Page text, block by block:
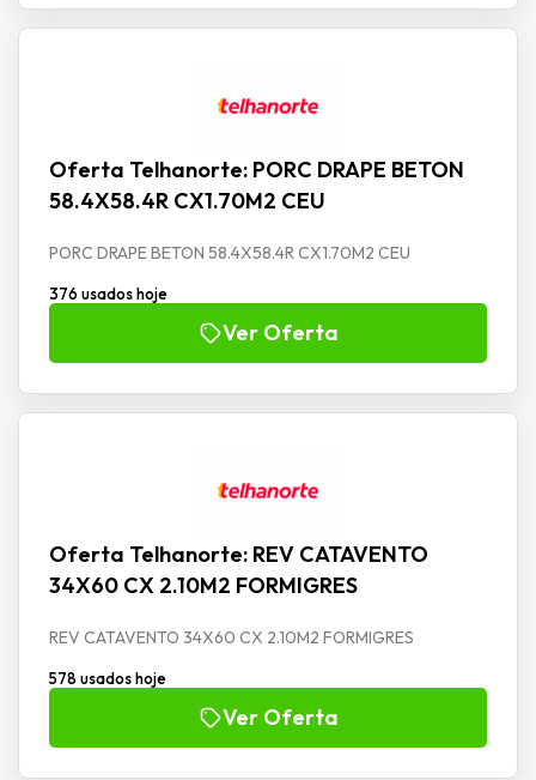
Oferta Telhanorte: PORC DRAPE BETON
58.4X58.4R CX1.70M2 CEU
PORC DRAPE BETON 58.4X58.4R CX1.70M2 CEU
376 usados hoje
Ver Oferta
Oferta Telhanorte: REV CATAVENTO
34X60 CX 2.10M2 FORMIGRES
REV CATAVENTO 34X60 CX 2.10M2 FORMIGRES
578 usados hoje
Ver Oferta